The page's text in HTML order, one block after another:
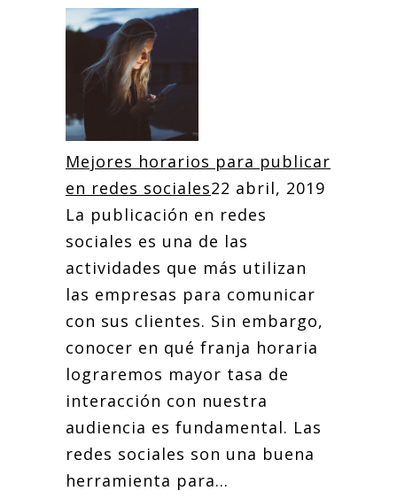
Mejores horarios para publicar
en redes sociales22 abril, 2019
La publicación en redes
sociales es una de las
actividades que más utilizan
las empresas para comunicar
con sus clientes. Sin embargo,
conocer en qué franja horaria
lograremos mayor tasa de
interacción con nuestra
audiencia es fundamental. Las
redes sociales son una buena
herramienta para...